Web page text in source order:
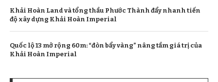
Khải Hoàn Land và tổng thầu Phước Thành đẩy nhanh tiến
độ xây dựng Khải Hoàn Imperial
Quốc lộ 13 mở rộng 60m: “đòn bẩy vàng” nâng tầm giá trị của
Khải Hoàn Imperial